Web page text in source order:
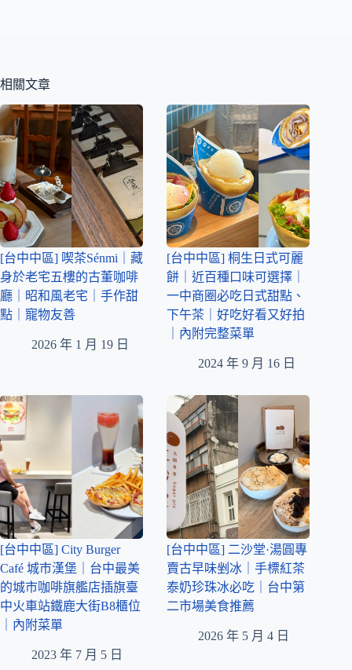
相關文章
[台中中區] 喫茶Sénmi｜藏
身於老宅五樓的古董咖啡
廳｜昭和風老宅｜手作甜
點｜寵物友善
2026 年 1 月 19 日
[台中中區] 桐生日式可麗
餅｜近百種口味可選擇｜
一中商圈必吃日式甜點、
下午茶｜好吃好看又好拍
｜內附完整菜單
2024 年 9 月 16 日
[台中中區] City Burger
Café 城市漢堡｜台中最美
的城市咖啡旗艦店插旗臺
中火車站鐵鹿大街B8櫃位
｜內附菜單
2023 年 7 月 5 日
[台中中區] 二沙堂·湯圓專
賣古早味剉冰｜手標紅茶
泰奶珍珠冰必吃｜台中第
二市場美食推薦
2026 年 5 月 4 日